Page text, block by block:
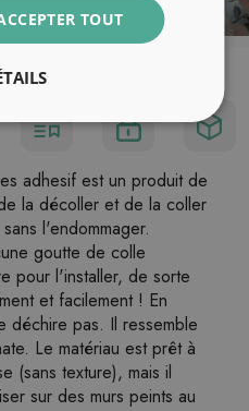
adhesif est un produit de
la décoller et de la coller
l'endommager.
goutte de colle
pour l'installer, de sorte
et facilement ! En
déchire pas. Il ressemble
Le matériau est prêt à
(sans texture), mais il
sur des murs peints au
TOUT